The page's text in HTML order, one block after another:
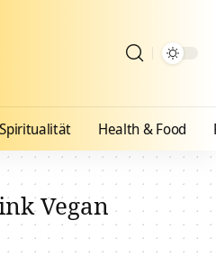
Health & Food
Vegan